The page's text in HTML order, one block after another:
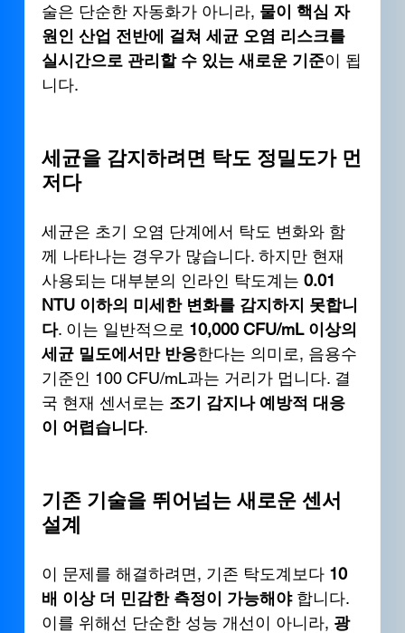
술은 단순한 자동화가 아니라, 물이 핵심 자
원인 산업 전반에 걸쳐 세균 오염 리스크를
실시간으로 관리할 수 있는 새로운 기준이 됩
니다.
세균을 감지하려면 탁도 정밀도가 먼
저다
세균은 초기 오염 단계에서 탁도 변화와 함
께 나타나는 경우가 많습니다. 하지만 현재
사용되는 대부분의 인라인 탁도계는 0.01
NTU 이하의 미세한 변화를 감지하지 못합니
다. 이는 일반적으로 10,000 CFU/mL 이상의
세균 밀도에서만 반응한다는 의미로, 음용수
기준인 100 CFU/mL과는 거리가 멉니다. 결
국 현재 센서로는 조기 감지나 예방적 대응
이 어렵습니다.
기존 기술을 뛰어넘는 새로운 센서
설계
이 문제를 해결하려면, 기존 탁도계보다 10
배 이상 더 민감한 측정이 가능해야 합니다.
이를 위해선 단순한 성능 개선이 아니라, 광